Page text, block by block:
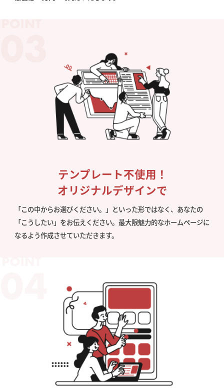
テンプレート不使用！
オリジナルデザインで
「この中からお選びください。」といった形ではなく、あなたの
「こうしたい」をお伝えください。最大限魅力的なホームページに
なるよう作成させていただきます。